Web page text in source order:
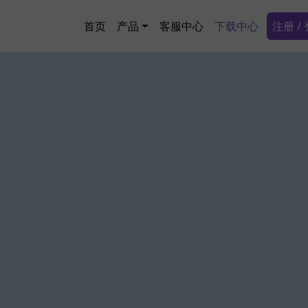
Main navigation
首页 产品 客服中心 下载中心 注册 /